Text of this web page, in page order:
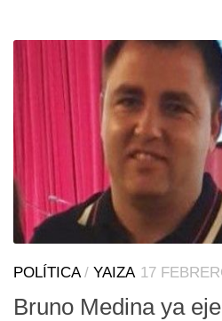
POLÍTICA/ YAIZA 17
Bruno Medina ya